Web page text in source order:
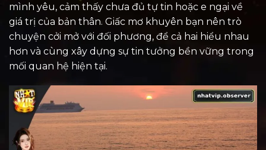
mình yêu, cảm thấy chưa đủ tự tin hoặc e ngại về
giá trị của bản thân. Giấc mơ khuyên bạn nên trò
chuyện cởi mở với đối phương, để cả hai hiểu nhau
hơn và cùng xây dựng sự tin tưởng bền vững trong
mối quan hệ hiện tại.